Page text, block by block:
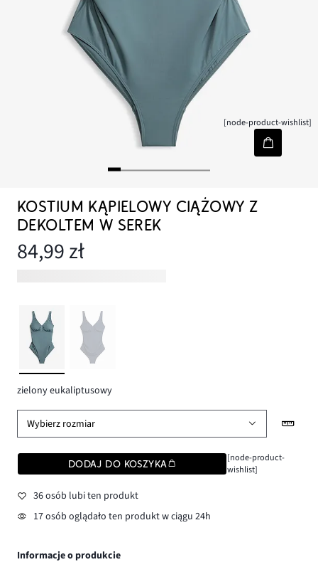
[node-product-wishlist]
KOSTIUM KĄPIELOWY CIĄŻOWY Z
DEKOLTEM W SEREK
84,99 zł
zielony eukaliptusowy
Wybierz rozmiar
DODAJ DO KOSZYKA
[node-product-
wishlist]
36 osób lubi ten produkt
17 osób oglądało ten produkt w ciągu 24h
Informacje o produkcie